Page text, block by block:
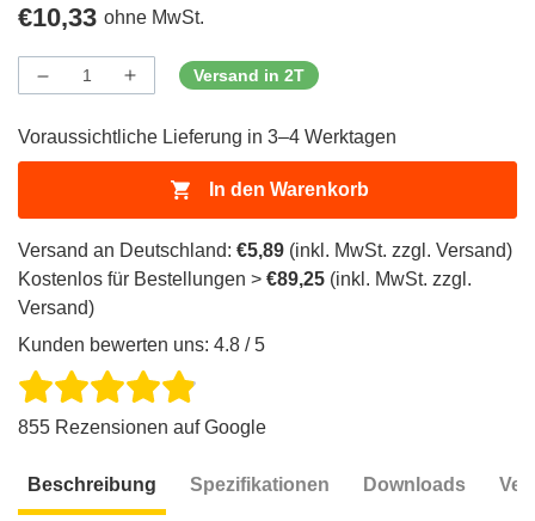
Preis
Regulärer
Preis
€10,33 ohne MwSt.
Menge
Menge
verringern
ProductDrop
Menge
erhöhen
ProductDrop
Versand in 2T
Voraussichtliche Lieferung in 3–4 Werktagen
In den Warenkorb
Versand an Deutschland: €5,89 (inkl. MwSt. zzgl. Versand)
Kostenlos für Bestellungen > €89,25 (inkl. MwSt. zzgl.
Versand)
Kunden bewerten uns: 4.8 / 5
855 Rezensionen auf Google
Beschreibung Spezifikationen Downloads